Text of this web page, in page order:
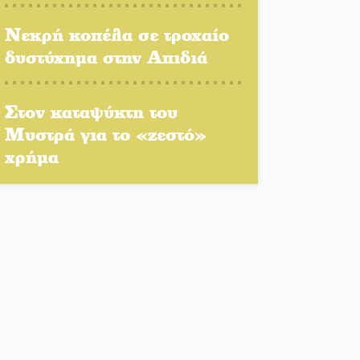
επικοινωνιακές
εντυπώσεις;
την υπόθεση του Μυστρά
για τους Κοκκινοραχίτες
Νεκρή κοπέλα σε τροχαίο
δυστύχημα στην Απιδιά
Στον καταψύκτη του
Μυστρά για το «ζεστό»
χρήμα